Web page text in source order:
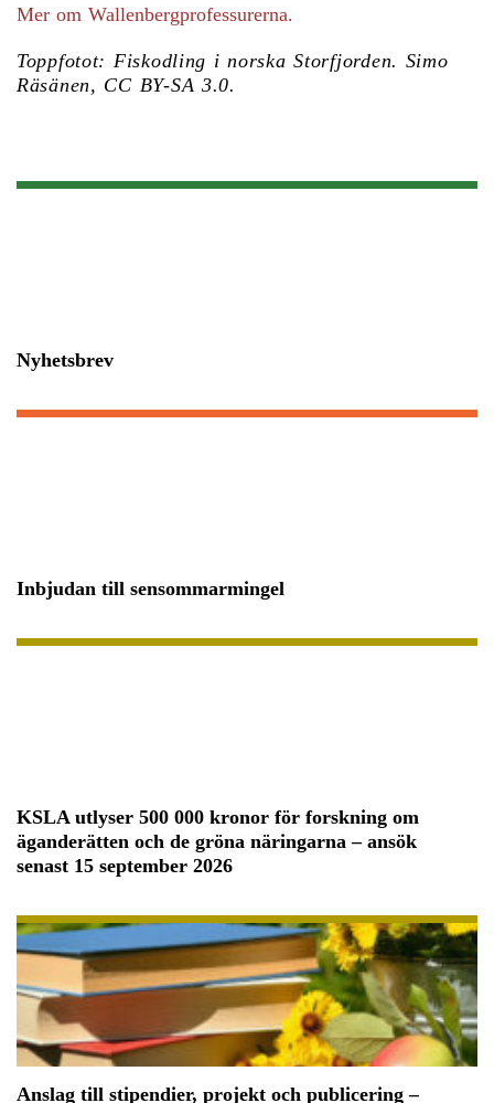
Mer om Wallenbergprofessurerna.
Toppfotot: Fiskodling i norska Storfjorden. Simo
Räsänen, CC BY-SA 3.0.
Nyhetsbrev
Inbjudan till sensommarmingel
KSLA utlyser 500 000 kronor för forskning om
äganderätten och de gröna näringarna – ansök
senast 15 september 2026
Anslag till stipendier, projekt och publicering –